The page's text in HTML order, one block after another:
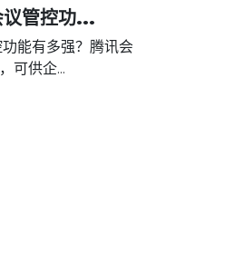
管控功...
能有多强？腾讯会
可供企...